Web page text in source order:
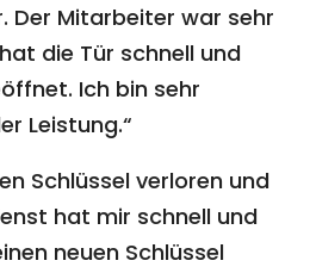
Der Mitarbeiter war sehr
die Tür schnell und
Ich bin sehr
Leistung.“
Schlüssel verloren und
hat mir schnell und
neuen Schlüssel